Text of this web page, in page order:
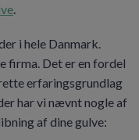
i hele Danmark.
firma. Det er en fordel
erfaringsgrundlag
har vi nævnt nogle af
af dine gulve: